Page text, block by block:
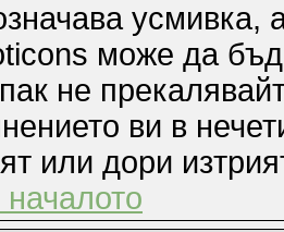
усмивка,
може да
не
ви в
или дори